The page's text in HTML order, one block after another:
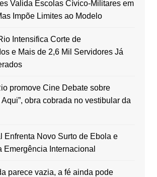
Valida Escolas Cívico-Militares em
Impõe Limites ao Modelo
Intensifica Corte de
e Mais de 2,6 Mil Servidores Já
promove Cine Debate sobre
Aqui”, obra cobrada no vestibular da
Enfrenta Novo Surto de Ebola e
Emergência Internacional
parece vazia, a fé ainda pode